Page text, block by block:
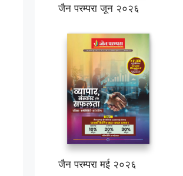
जैन परम्परा जून २०२६
जैन परम्परा मई २०२६